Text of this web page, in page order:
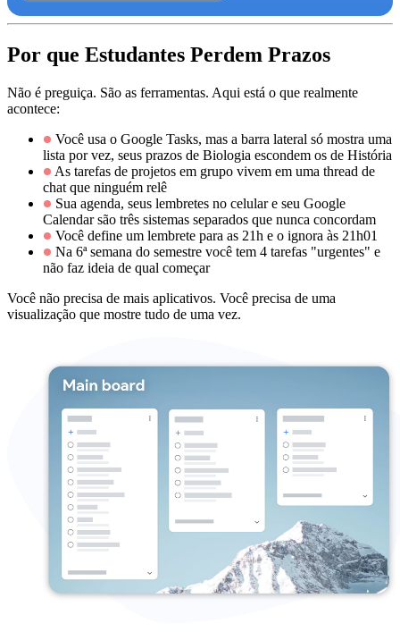
Por que Estudantes Perdem Prazos
Não é preguiça. São as ferramentas. Aqui está o que realmente
acontece:
Você usa o Google Tasks, mas a barra lateral só mostra uma
lista por vez, seus prazos de Biologia escondem os de História
As tarefas de projetos em grupo vivem em uma thread de
chat que ninguém relê
Sua agenda, seus lembretes no celular e seu Google
Calendar são três sistemas separados que nunca concordam
Você define um lembrete para as 21h e o ignora às 21h01
Na 6ª semana do semestre você tem 4 tarefas "urgentes" e
não faz ideia de qual começar
Você não precisa de mais aplicativos. Você precisa de uma
visualização que mostre tudo de uma vez.